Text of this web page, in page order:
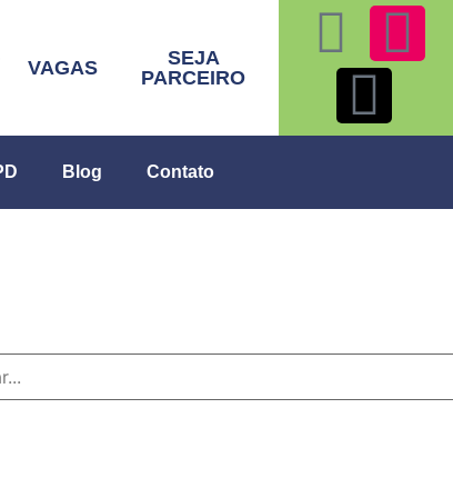
VAGAS
SEJA
PARCEIRO
Blog Contato